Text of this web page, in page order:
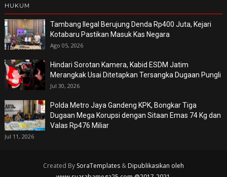
HUKUM
Tambang Ilegal Berujung Denda Rp400 Juta, Kejari
Kotabaru Pastikan Masuk Kas Negara
Ago 05, 2026
Hindari Sorotan Kamera, Kabid ESDM Jatim
Merangkak Usai Ditetapkan Tersangka Dugaan Pungli
Jul 30, 2026
Polda Metro Jaya Gandeng KPK, Bongkar Tiga
Dugaan Mega Korupsi dengan Sitaan Emas 74 Kg dan
Valas Rp476 Miliar
Jul 11, 2026
Created By SoraTemplates& Dipublikasikan oleh